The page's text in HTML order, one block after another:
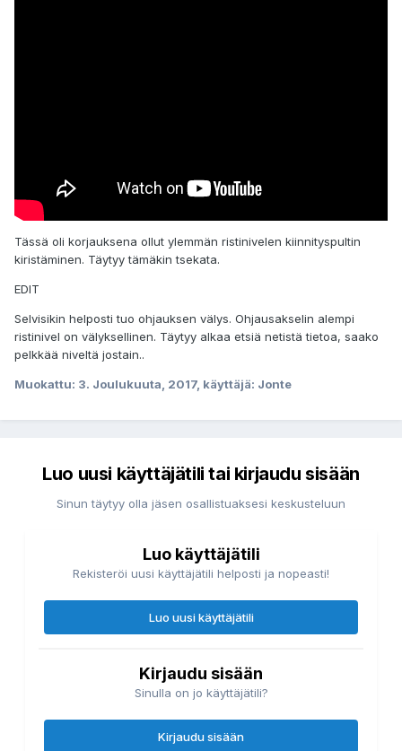
Tässä oli korjauksena ollut ylemmän ristinivelen kiinnityspultin
kiristäminen. Täytyy tämäkin tsekata.
EDIT
Selvisikin helposti tuo ohjauksen välys. Ohjausakselin alempi
ristinivel on välyksellinen. Täytyy alkaa etsiä netistä tietoa, saako
pelkkää niveltä jostain..
Muokattu: 3. Joulukuuta, 2017, käyttäjä: Jonte
Luo uusi käyttäjätili tai kirjaudu sisään
Sinun täytyy olla jäsen osallistuaksesi keskusteluun
Luo käyttäjätili
Rekisteröi uusi käyttäjätili helposti ja nopeasti!
Luo uusi käyttäjätili
Kirjaudu sisään
Sinulla on jo käyttäjätili?
Kirjaudu sisään